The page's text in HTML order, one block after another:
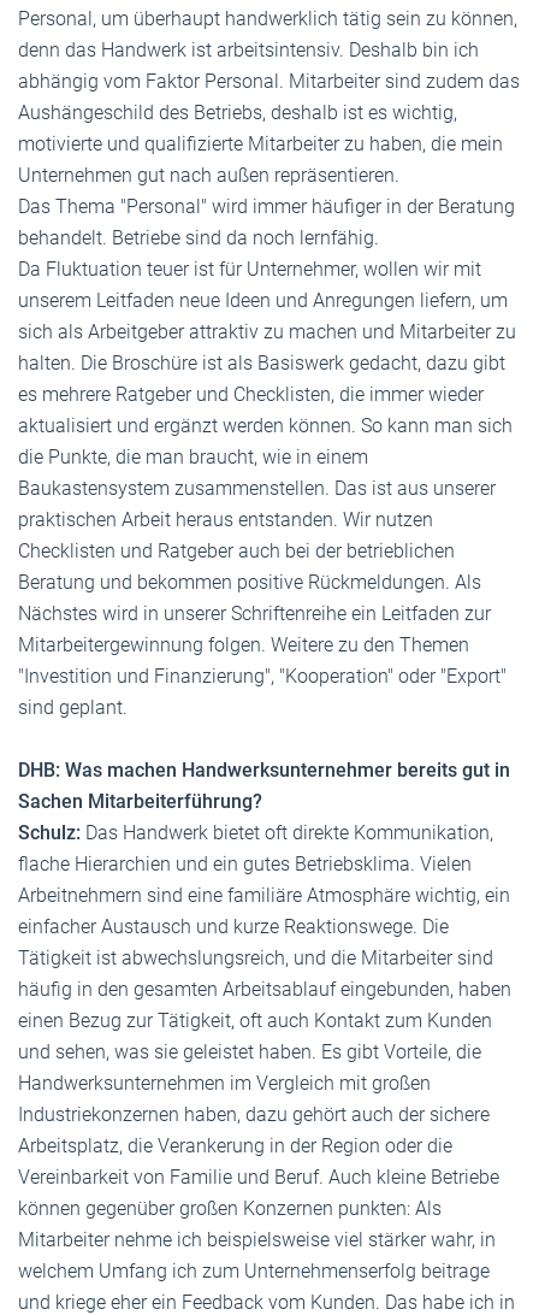
Personal, um überhaupt handwerklich tätig sein zu können,
denn das Handwerk ist arbeitsintensiv. Deshalb bin ich
abhängig vom Faktor Personal. Mitarbeiter sind zudem das
Aushängeschild des Betriebs, deshalb ist es wichtig,
motivierte und qualifizierte Mitarbeiter zu haben, die mein
Unternehmen gut nach außen repräsentieren.
Das Thema "Personal" wird immer häufiger in der Beratung
behandelt. Betriebe sind da noch lernfähig.
Da Fluktuation teuer ist für Unternehmer, wollen wir mit
unserem Leitfaden neue Ideen und Anregungen liefern, um
sich als Arbeitgeber attraktiv zu machen und Mitarbeiter zu
halten. Die Broschüre ist als Basiswerk gedacht, dazu gibt
es mehrere Ratgeber und Checklisten, die immer wieder
aktualisiert und ergänzt werden können. So kann man sich
die Punkte, die man braucht, wie in einem
Baukastensystem zusammenstellen. Das ist aus unserer
praktischen Arbeit heraus entstanden. Wir nutzen
Checklisten und Ratgeber auch bei der betrieblichen
Beratung und bekommen positive Rückmeldungen. Als
Nächstes wird in unserer Schriftenreihe ein Leitfaden zur
Mitarbeitergewinnung folgen. Weitere zu den Themen
"Investition und Finanzierung", "Kooperation" oder "Export"
sind geplant.
DHB: Was machen Handwerksunternehmer bereits gut in
Sachen Mitarbeiterführung?
Schulz: Das Handwerk bietet oft direkte Kommunikation,
flache Hierarchien und ein gutes Betriebsklima. Vielen
Arbeitnehmern sind eine familiäre Atmosphäre wichtig, ein
einfacher Austausch und kurze Reaktionswege. Die
Tätigkeit ist abwechslungsreich, und die Mitarbeiter sind
häufig in den gesamten Arbeitsablauf eingebunden, haben
einen Bezug zur Tätigkeit, oft auch Kontakt zum Kunden
und sehen, was sie geleistet haben. Es gibt Vorteile, die
Handwerksunternehmen im Vergleich mit großen
Industriekonzernen haben, dazu gehört auch der sichere
Arbeitsplatz, die Verankerung in der Region oder die
Vereinbarkeit von Familie und Beruf. Auch kleine Betriebe
können gegenüber großen Konzernen punkten: Als
Mitarbeiter nehme ich beispielsweise viel stärker wahr, in
welchem Umfang ich zum Unternehmenserfolg beitrage
und kriege eher ein Feedback vom Kunden. Das habe ich in